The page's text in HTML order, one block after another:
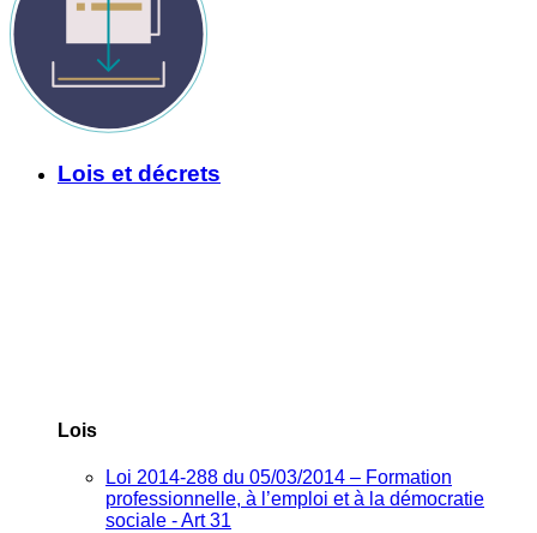
Lois et décrets
Lois
Loi 2014-288 du 05/03/2014 – Formation
professionnelle, à l’emploi et à la démocratie
sociale - Art 31